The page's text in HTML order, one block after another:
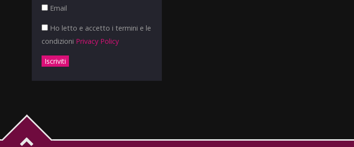
Email
Ho letto e accetto i termini e le
condizioni Privacy Policy